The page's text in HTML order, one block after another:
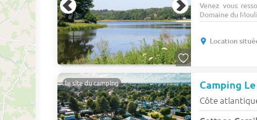
Venez vous
Domaine du
Location
le site du camping Camping
Côte